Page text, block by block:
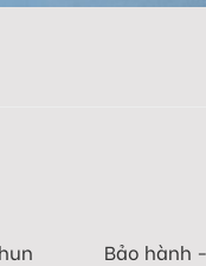
Bảo hành